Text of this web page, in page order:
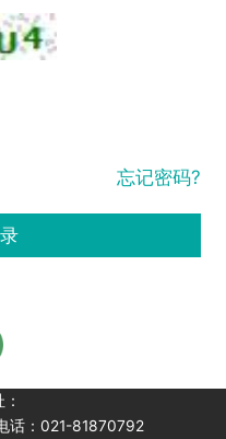
忘记密码?
话：021-81870792